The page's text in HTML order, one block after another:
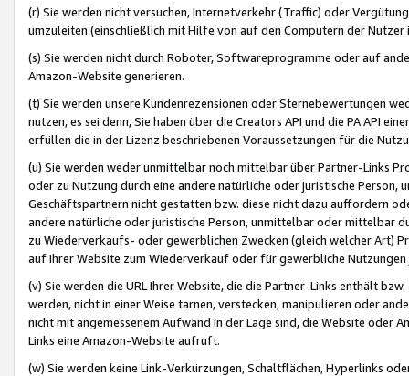
(r) Sie werden nicht versuchen, Internetverkehr (Traffic) oder
umzuleiten (einschließlich mit Hilfe von auf den Computern der
(s) Sie werden nicht durch Roboter, Softwareprogramme oder auf
Amazon-Website generieren.
(t) Sie werden unsere Kundenrezensionen oder Sternebewertungen
nutzen, es sei denn, Sie haben über die Creators API und die PA API
erfüllen die in der Lizenz beschriebenen Voraussetzungen für die
(u) Sie werden weder unmittelbar noch mittelbar über Partner-Links
oder zu Nutzung durch eine andere natürliche oder juristische
Geschäftspartnern nicht gestatten bzw. diese nicht dazu auffordern
andere natürliche oder juristische Person, unmittelbar oder mittelbar
zu Wiederverkaufs- oder gewerblichen Zwecken (gleich welcher Art)
auf Ihrer Website zum Wiederverkauf oder für gewerbliche
(v) Sie werden die URL Ihrer Website, die die Partner-Links enthält
werden, nicht in einer Weise tarnen, verstecken, manipulieren oder
nicht mit angemessenem Aufwand in der Lage sind, die Website oder
Links eine Amazon-Website aufruft.
(w) Sie werden keine Link-Verkürzungen, Schaltflächen, Hyperlinks